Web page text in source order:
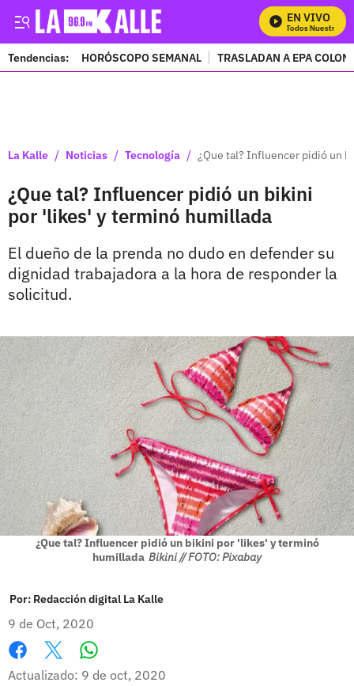
EN VIVO
Mira Todos Nuestros
Tendencias: HORÓSCOPO SEMANAL TRASLADAN A EPA
La Kalle / Noticias / Tecnología / ¿Que tal? Influencer pidió un
¿Que tal? Influencer pidió un bikini
por 'likes' y terminó humillada
El dueño de la prenda no dudo en defender su
dignidad trabajadora a la hora de responder la
solicitud.
¿Que tal? Influencer pidió un bikini por 'likes' y terminó
humillada Bikini // FOTO: Pixabay
Por: Redacción digital La Kalle
9 de Oct, 2020
Facebook
X
Actualizado: 9 de oct, 2020